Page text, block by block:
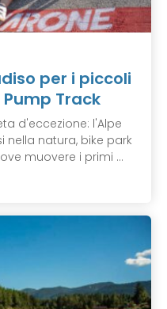
per i piccoli
Track
d'eccezione: l'Alpe
nella natura, bike park
muovere i primi ...